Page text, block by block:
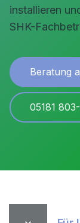
installieren
SHK-
Beratung
05181